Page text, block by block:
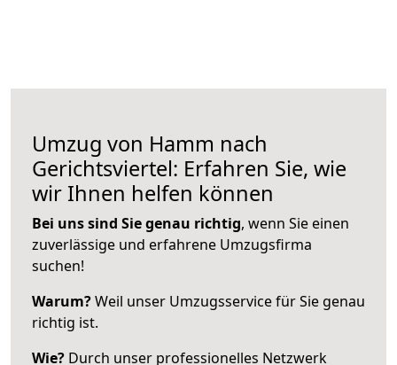
Umzug von Hamm nach
Gerichtsviertel: Erfahren Sie, wie
wir Ihnen helfen können
Bei uns sind Sie genau richtig, wenn Sie einen
zuverlässige und erfahrene Umzugsfirma
suchen!
Warum?Weil unser Umzugsservice für Sie genau
richtig ist.
Wie? Durch unser professionelles Netzwerk